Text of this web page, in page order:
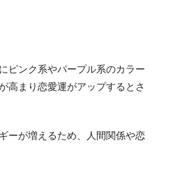
ピンク系やパープル系のカラー
高まり恋愛運がアップするとさ
ーが増えるため、人間関係や恋